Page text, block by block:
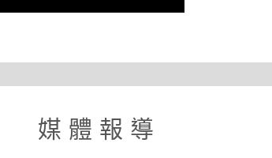
媒 體 報 導